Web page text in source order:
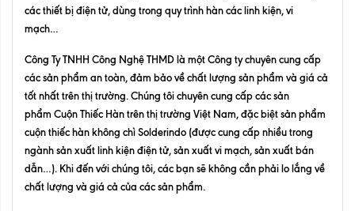
các thiết bị điện tử, dùng trong quy trình hàn các linh kiện, vi
mạch…
Công Ty TNHH Công Nghệ THMD là một Công ty chuyên cung cấp
các sản phẩm an toàn, đảm bảo về chất lượng sản phẩm và giá cả
tốt nhất trên thị trường. Chúng tôi chuyên cung cấp các sản
phẩm Cuộn Thiếc Hàntrên thị trường Việt Nam, đặc biệt sản phẩm
cuộn thiếc hàn không chì Solderindo (được cung cấp nhiều trong
ngành sản xuất linh kiện điện tử, sản xuất vi mạch, sản xuất bán
dẫn…). Khi đến với chúng tôi, các bạn sẽ không cần phải lo lắng về
chất lượng và giá cả của các sản phẩm.